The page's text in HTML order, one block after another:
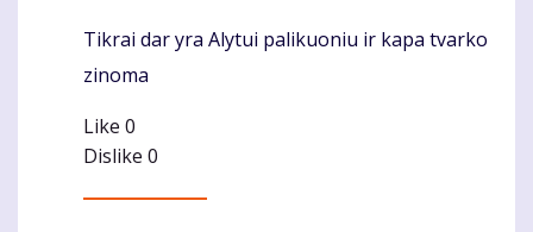
Komentaras
Tikrai dar yra Alytui palikuoniu ir kapa tvarko
zinoma
Like 0
Dislike 0